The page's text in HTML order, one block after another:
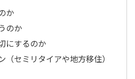
か
のか
にするのか
（セミリタイアや地方移住）